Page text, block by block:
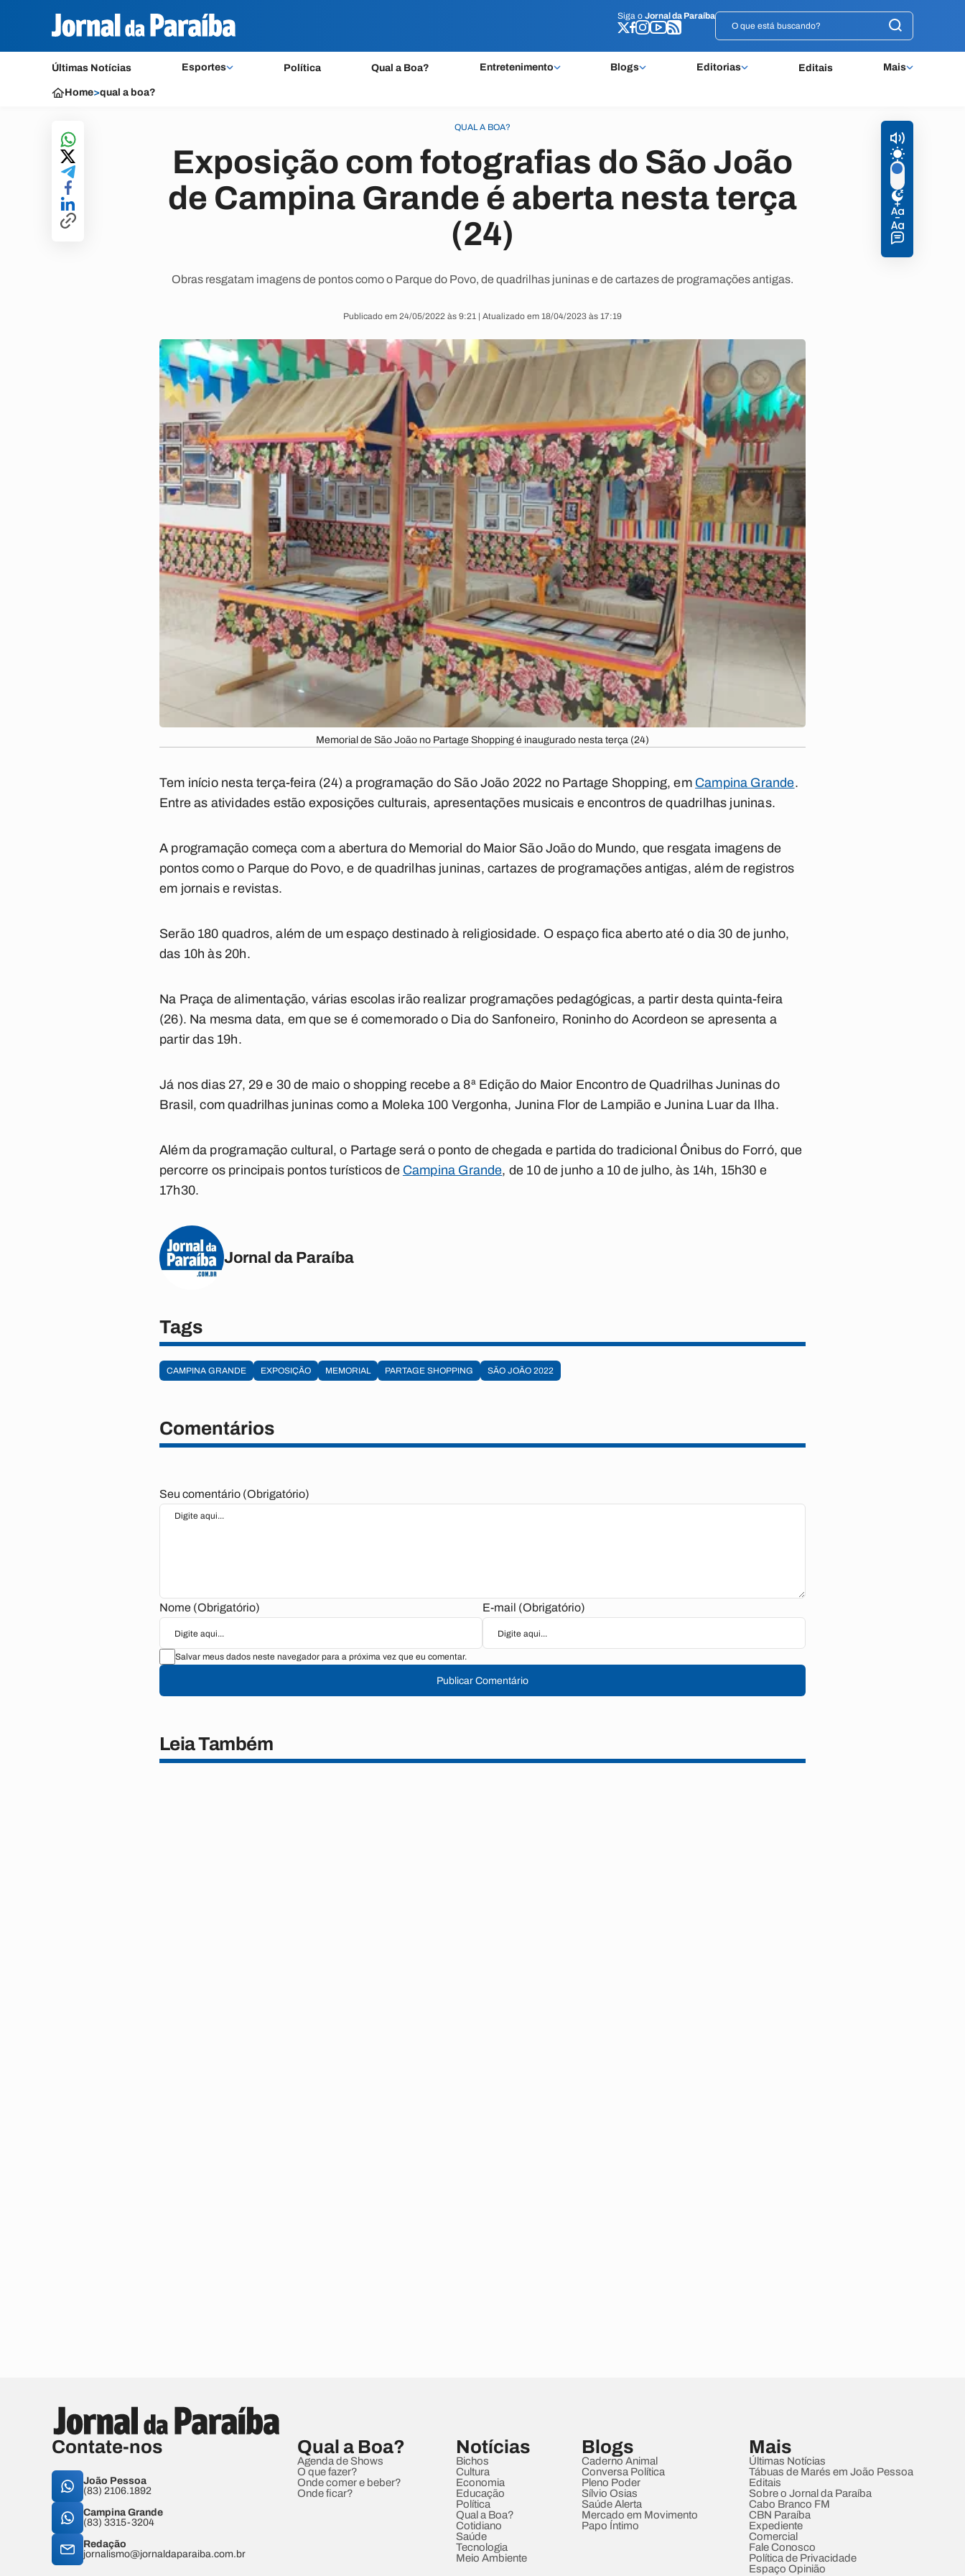
Siga o Jornal da Paraíba
Últimas Notícias Esportes Política Qual a Boa? Entretenimento Blogs Editorias Editais Mais
Siga o Jornal da Paraíba
Home>qual a boa?
QUAL A BOA?
Exposição com fotografias do São João
de Campina Grande é aberta nesta terça
(24)
Obras resgatam imagens de pontos como o Parque do Povo, de quadrilhas juninas e de cartazes de programações antigas.
Publicado em 24/05/2022 às 9:21 | Atualizado em 18/04/2023 às 17:19
Memorial de São João no Partage Shopping é inaugurado nesta terça (24)
Tem início nesta terça-feira (24) a programação do São João 2022 no Partage Shopping, em Campina Grande.
Entre as atividades estão exposições culturais, apresentações musicais e encontros de quadrilhas juninas.
A programação começa com a abertura do Memorial do Maior São João do Mundo, que resgata imagens de
pontos como o Parque do Povo, e de quadrilhas juninas, cartazes de programações antigas, além de registros
em jornais e revistas.
Serão 180 quadros, além de um espaço destinado à religiosidade. O espaço fica aberto até o dia 30 de junho,
das 10h às 20h.
Na Praça de alimentação, várias escolas irão realizar programações pedagógicas, a partir desta quinta-feira
(26). Na mesma data, em que se é comemorado o Dia do Sanfoneiro, Roninho do Acordeon se apresenta a
partir das 19h.
Já nos dias 27, 29 e 30 de maio o shopping recebe a 8ª Edição do Maior Encontro de Quadrilhas Juninas do
Brasil, com quadrilhas juninas como a Moleka 100 Vergonha, Junina Flor de Lampião e Junina Luar da Ilha.
Além da programação cultural, o Partage será o ponto de chegada e partida do tradicional Ônibus do Forró, que
percorre os principais pontos turísticos de Campina Grande, de 10 de junho a 10 de julho, às 14h, 15h30 e
17h30.
Jornal da Paraíba
Tags
CAMPINA GRANDE EXPOSIÇÃO MEMORIAL PARTAGE SHOPPING SÃO JOÃO 2022
Comentários
Seu comentário (Obrigatório)
Nome (Obrigatório) E-mail (Obrigatório)
Salvar meus dados neste navegador para a próxima vez que eu comentar.
Publicar Comentário
Leia Também
Contate-nos
João Pessoa
(83) 2106.1892
Campina Grande
(83) 3315-3204
Redação
jornalismo@jornaldaparaiba.com.br
Qual a Boa?
Agenda de Shows
O que fazer?
Onde comer e beber?
Onde ficar?
Notícias
Bichos
Cultura
Economia
Educação
Política
Qual a Boa?
Cotidiano
Saúde
Tecnologia
Meio Ambiente
Blogs
Caderno Animal
Conversa Política
Pleno Poder
Sílvio Osias
Saúde Alerta
Mercado em Movimento
Papo Íntimo
Mais
Últimas Notícias
Tábuas de Marés em João Pessoa
Editais
Sobre o Jornal da Paraíba
Cabo Branco FM
CBN Paraíba
Expediente
Comercial
Fale Conosco
Política de Privacidade
Espaço Opinião